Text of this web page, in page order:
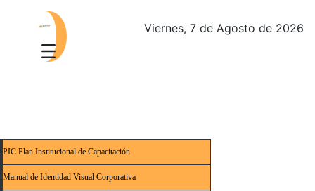
Viernes, 7 de Agosto de 2026
PIC Plan Institucional de Capacitación
Manual de Identidad Visual Corporativa